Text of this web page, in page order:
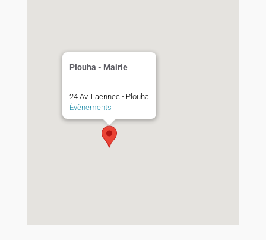
Plouha - Mairie
24 Av. Laennec - Plouha
Évènements